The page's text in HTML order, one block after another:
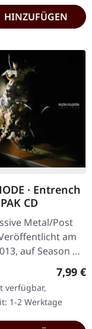
HINZUFÜGEN
· Entrench
CD
Metal/Post
am
auf Season Of
im Digipak. Ken
mit
pure
7,99 €
verfügbar,
1-2 Werktage